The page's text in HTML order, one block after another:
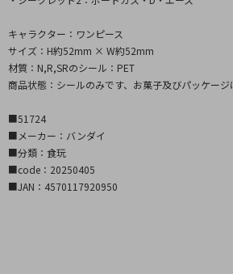
キャラクター：ワンピース
サイズ：H約52mm × W約52mm
材質：N,R,SRのシール：PET
商品状態：シールのみです、お菓子及びパッケージ
■51724
■メーカー：バンダイ
■分類：食玩
■code：20250405
■JAN：4570117920950